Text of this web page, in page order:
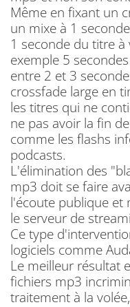
Même en fixant un
un mixe à 1
1 seconde du titre
exemple 5
entre 2 et 3
crossfade large en
les titres qui ne
ne pas avoir la fin
comme les flashs
podcasts.
L'élimination des
mp3 doit se faire
l'écoute publique
le serveur de
Ce type
logiciels comme
Le meilleur résultat
fichiers mp3
traitement à la